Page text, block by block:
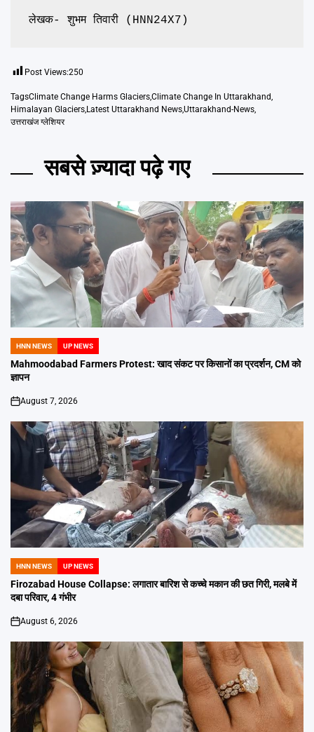
लेखक- शुभम तिवारी (HNN24X7)
Post Views:250
TagsClimate Change Harms Glaciers,Climate Change In Uttarakhand,
Himalayan Glaciers,Latest Uttarakhand News,Uttarakhand-News,
उत्तराखंज ग्लेशियर
सबसे ज़्यादा पढ़े गए
POSTED
IN
HNN NEWS UP NEWS
Mahmoodabad Farmers Protest: खाद संकट पर किसानों का प्रदर्शन, CM को
ज्ञापन
on
August 7, 2026
POSTED
IN
HNN NEWS UP NEWS
Firozabad House Collapse: लगातार बारिश से कच्चे मकान की छत गिरी, मलबे में
दबा परिवार, 4 गंभीर
on
August 6, 2026